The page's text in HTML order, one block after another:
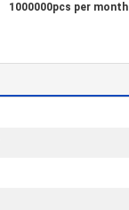
1000000pcs per month